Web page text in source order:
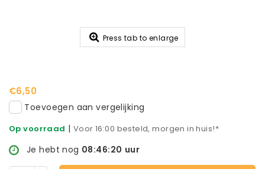
Press tab to enlarge
€6,50
Toevoegen aan vergelijking
Op voorraad | Voor 16:00 besteld, morgen in huis!*
Je hebt nog 08:46:20 uur